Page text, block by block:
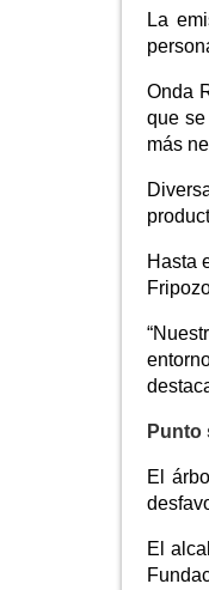
La
Onda
que se
más
Hasta
Punto
El
El